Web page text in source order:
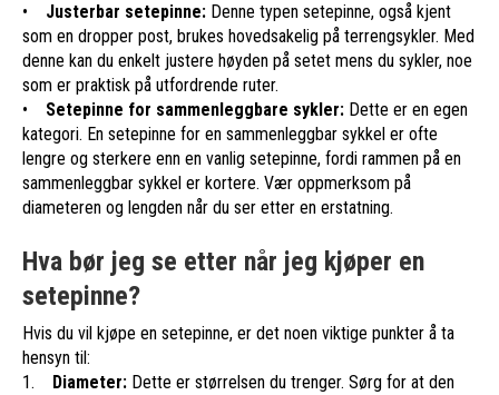
• Justerbar setepinne: Denne typen setepinne, også kjent
som en dropper post, brukes hovedsakelig på terrengsykler. Med
denne kan du enkelt justere høyden på setet mens du sykler, noe
som er praktisk på utfordrende ruter.
• Setepinne for sammenleggbare sykler: Dette er en egen
kategori. En setepinne for en sammenleggbar sykkel er ofte
lengre og sterkere enn en vanlig setepinne, fordi rammen på en
sammenleggbar sykkel er kortere. Vær oppmerksom på
diameteren og lengden når du ser etter en erstatning.
Hva bør jeg se etter når jeg kjøper en
setepinne?
Hvis du vil kjøpe en setepinne, er det noen viktige punkter å ta
hensyn til:
1. Diameter: Dette er størrelsen du trenger. Sørg for at den